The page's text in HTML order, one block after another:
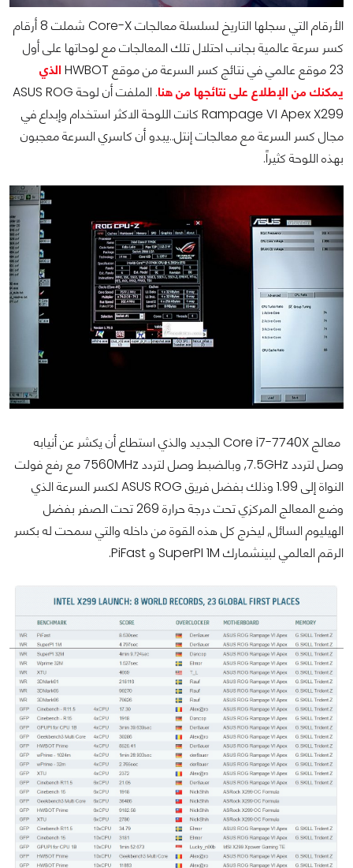
الأرقام التي سجلها التاريخ لسلسلة معالجات Core-X شملت 8 أرقام
كسر سرعة عالمية بجانب احتلال تلك المعالجات مع لوحاتها على أول
23 موقع عالمي في نتائج كسر السرعة من موقع HWBOT
الذي
يمكنك من الإطلاع على نتائجها من هنا
. الملفت أن لوحة ASUS ROG
Rampage VI Apex X299 كانت اللوحة الاكثر استخدام وإبداع في
مجال كسر السرعة مع معالجات إنتل..يبدو أن كاسري السرعة معجبون
بهذه اللوحة كثيراً.
معالج Core i7-7740X الجديد والذي استطاع أن يكشر عن أنيابه
وصل لتردد 7.5GHz, وبالضبط وصل لتردد 7560MHz مع رفع فولت
النواة إلى 1.99 وذلك بفضل فريق ASUS ROG لكسر السرعة الذي
وضع المعالج المركزي تحت درجة حرارة 269 تحت الصفر بفضل
الهيليوم السائل, ليخرج كل هذه القوة من داخله والتي سمحت له بكسر
الرقم العالمي لبينشمارك SuperPI 1M و PiFast.